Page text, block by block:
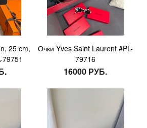
25 cm,
Очки Yves Saint Laurent #PL-
79716
16000 РУБ.